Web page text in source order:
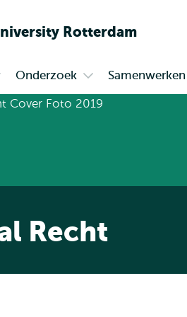
Rotterdam
Onderzoek
submenu
Samenwerken
Recht